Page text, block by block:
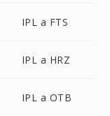
IPL a FTS
IPL a HRZ
IPL a OTB